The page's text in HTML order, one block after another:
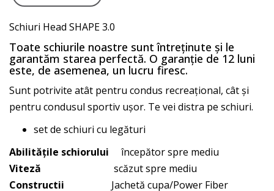
Schiuri Head SHAPE 3.0
Toate schiurile noastre sunt întreținute și le
garantăm starea perfectă. O garanție de 12 luni
este, de asemenea, un lucru firesc.
Sunt potrivite atât pentru condus recreațional, cât și
pentru condusul sportiv ușor. Te vei distra pe schiuri.
set de schiuri cu legături
Abilitățile schiorului începător spre mediu
Viteză
scăzut spre mediu
Constructii
Jachetă cupa/Power Fiber